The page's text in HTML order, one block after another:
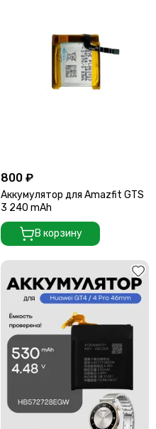
800 ₽
Аккумулятор для Amazfit GTS
3 240 mAh
В корзину